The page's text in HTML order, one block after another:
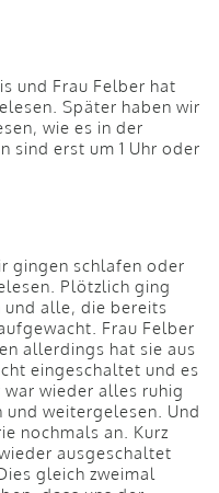
und Frau Felber hat
Später haben wir
wie es in der
sind erst um 1 Uhr oder
gingen schlafen oder
Plötzlich ging
und alle, die bereits
Frau Felber
allerdings hat sie aus
eingeschaltet und es
wieder alles ruhig
weitergelesen. Und
nochmals an. Kurz
ausgeschaltet
gleich zweimal